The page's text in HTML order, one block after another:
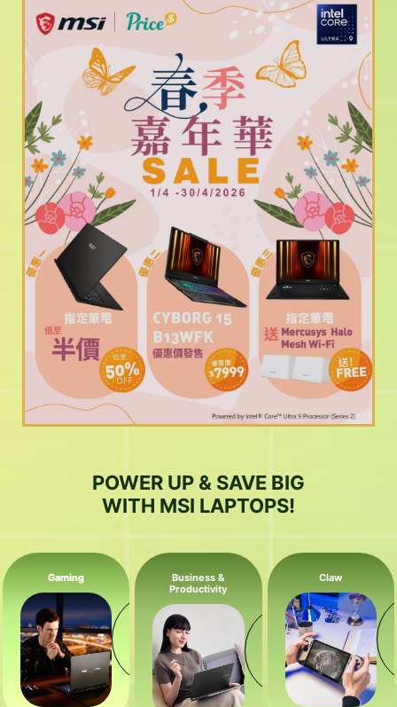
POWER UP & SAVE BIG
WITH MSI LAPTOPS!
Gaming
Business &
Productivity
Claw